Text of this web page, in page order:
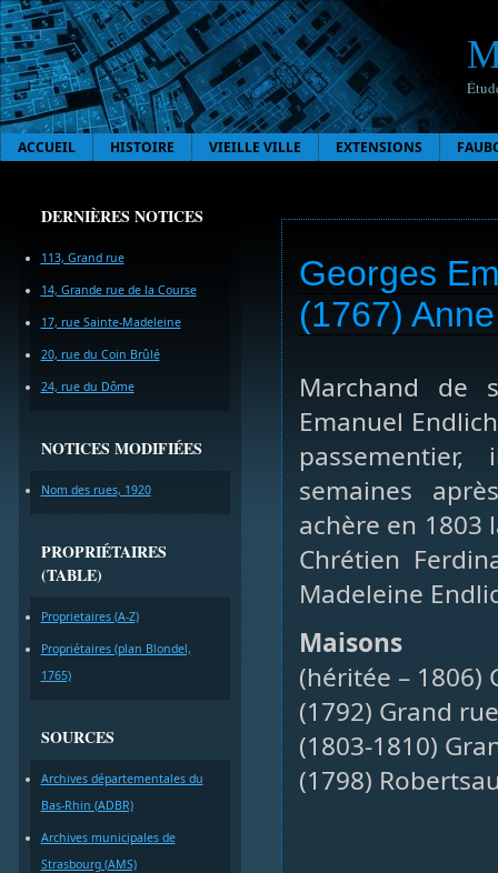
ACCUEIL HISTOIRE VIEILLE VILLE EXTENSIONS
DERNIÈRES NOTICES
113, Grand rue
14, Grande rue de la Course
17, rue Sainte-Madeleine
20, rue du Coin Brûlé
24, rue du Dôme
NOTICES MODIFIÉES
Nom des rues, 1920
PROPRIÉTAIRES
(TABLE)
Proprietaires (A-Z)
Propriétaires (plan Blondel,
1765)
SOURCES
Archives départementales du
Bas-Rhin (ADBR)
Archives municipales de
Strasbourg (AMS)
Georges
(1767)
Marchand de
Emanuel
semaines
achère en
Chrétien
Madeleine
Maisons
(héritée – 1806)
(1792) Grand
(1803-1810)
(1798)